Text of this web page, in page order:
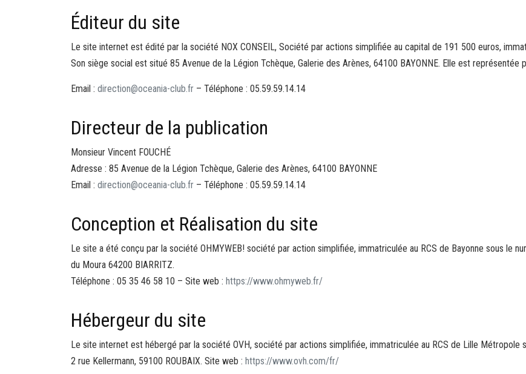
Éditeur du site
Le site internet est édité par la société NOX CONSEIL, Société par actions simplifiée au capital de 191 500 euros,
Son siège social est situé 85 Avenue de la Légion Tchèque, Galerie des Arènes, 64100 BAYONNE. Elle est représentée
Email : direction@oceania-club.fr – Téléphone : 05.59.59.14.14
Directeur de la publication
Monsieur Vincent FOUCHÉ
Adresse : 85 Avenue de la Légion Tchèque, Galerie des Arènes, 64100 BAYONNE
Email : direction@oceania-club.fr – Téléphone : 05.59.59.14.14
Conception et Réalisation du site
Le site a été conçu par la société OHMYWEB! société par action simplifiée, immatriculée au RCS de Bayonne sous le
du Moura 64200 BIARRITZ.
Téléphone : 05 35 46 58 10 – Site web : https://www.ohmyweb.fr/
Hébergeur du site
Le site internet est hébergé par la société OVH, société par actions simplifiée, immatriculée au RCS de Lille
2 rue Kellermann, 59100 ROUBAIX. Site web : https://www.ovh.com/fr/